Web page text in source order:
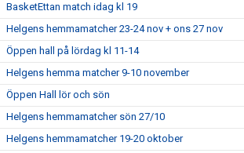
BasketEttan match idag kl 19
Helgens hemmamatcher 23-24 nov + ons 27 nov
Öppen hall på lördag kl 11-14
Helgens hemma matcher 9-10 november
Öppen Hall lör och sön
Helgens hemmamatcher sön 27/10
Helgens hemmamatcher 19-20 oktober